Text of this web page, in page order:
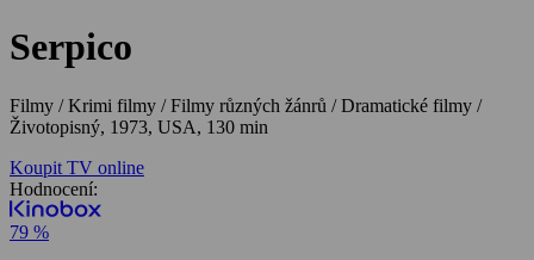
Serpico
Filmy / Krimi filmy / Filmy různých žánrů / Dramatické filmy /
Životopisný, 1973, USA, 130 min
Koupit TV online
Hodnocení:
79 %